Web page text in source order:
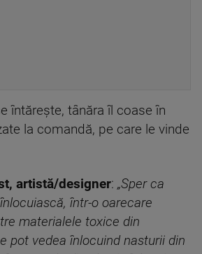
întărește, tânăra îl coase în
la comandă, pe care le vinde
artistă/designer: „Sper ca
într-o oarecare
materialele toxice din
pot vedea înlocuind nasturii din